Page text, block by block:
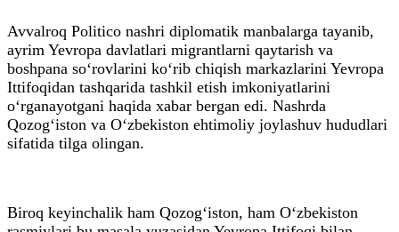
Avvalroq Politico nashri diplomatik manbalarga tayanib,
ayrim Yevropa davlatlari migrantlarni qaytarish va
boshpana so‘rovlarini ko‘rib chiqish markazlarini Yevropa
Ittifoqidan tashqarida tashkil etish imkoniyatlarini
o‘rganayotgani haqida xabar bergan edi. Nashrda
Qozog‘iston va O‘zbekiston ehtimoliy joylashuv hududlari
sifatida tilga olingan.
Biroq keyinchalik ham Qozog‘iston, ham O‘zbekiston